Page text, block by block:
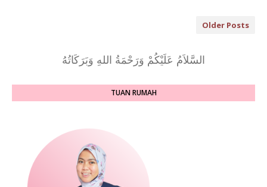
Older Posts
السَّلاَمُ عَلَيْكُمْ وَرَحْمَةُ اللهِ وَبَرَكَاتُهُ
TUAN RUMAH